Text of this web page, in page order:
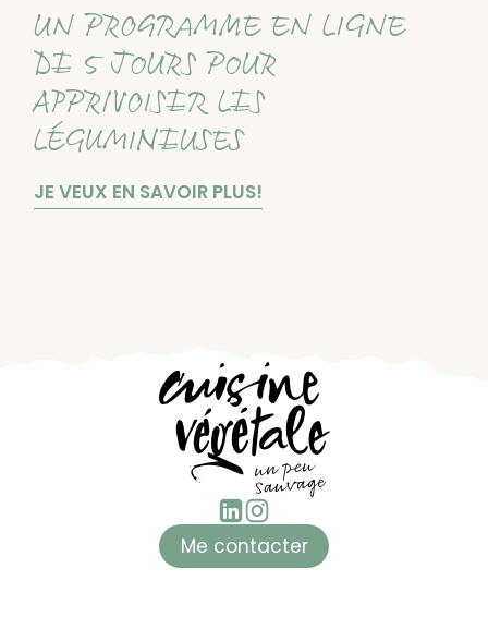
UN PROGRAMME EN LIGNE
DE 5 JOURS POUR
APPRIVOISER LES
LÉGUMINEUSES
JE VEUX EN SAVOIR PLUS!
Me contacter